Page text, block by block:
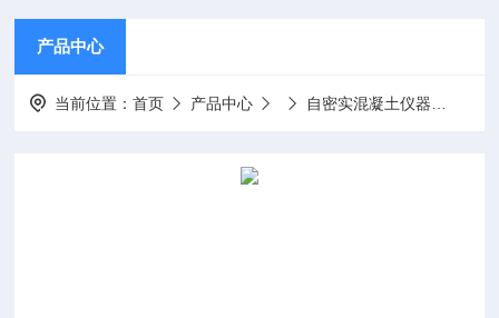
产品中心
当前位置：首页 产品中心 自密实混凝土仪器